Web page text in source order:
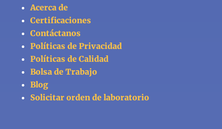
Acerca de
Certificaciones
Contáctanos
Políticas de Privacidad
Políticas de Calidad
Bolsa de Trabajo
Blog
Solicitar orden de laboratorio